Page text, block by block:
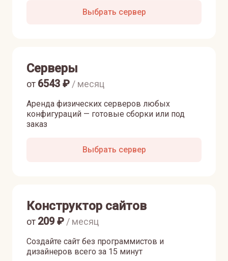
Выбрать сервер
Серверы
Аренда физических серверов любых
конфигураций — готовые сборки или под
заказ
от 6543 ₽ / месяц
Выбрать сервер
Конструктор сайтов
Создайте сайт без программистов и
дизайнеров всего за 15 минут
от 209₽ / месяц